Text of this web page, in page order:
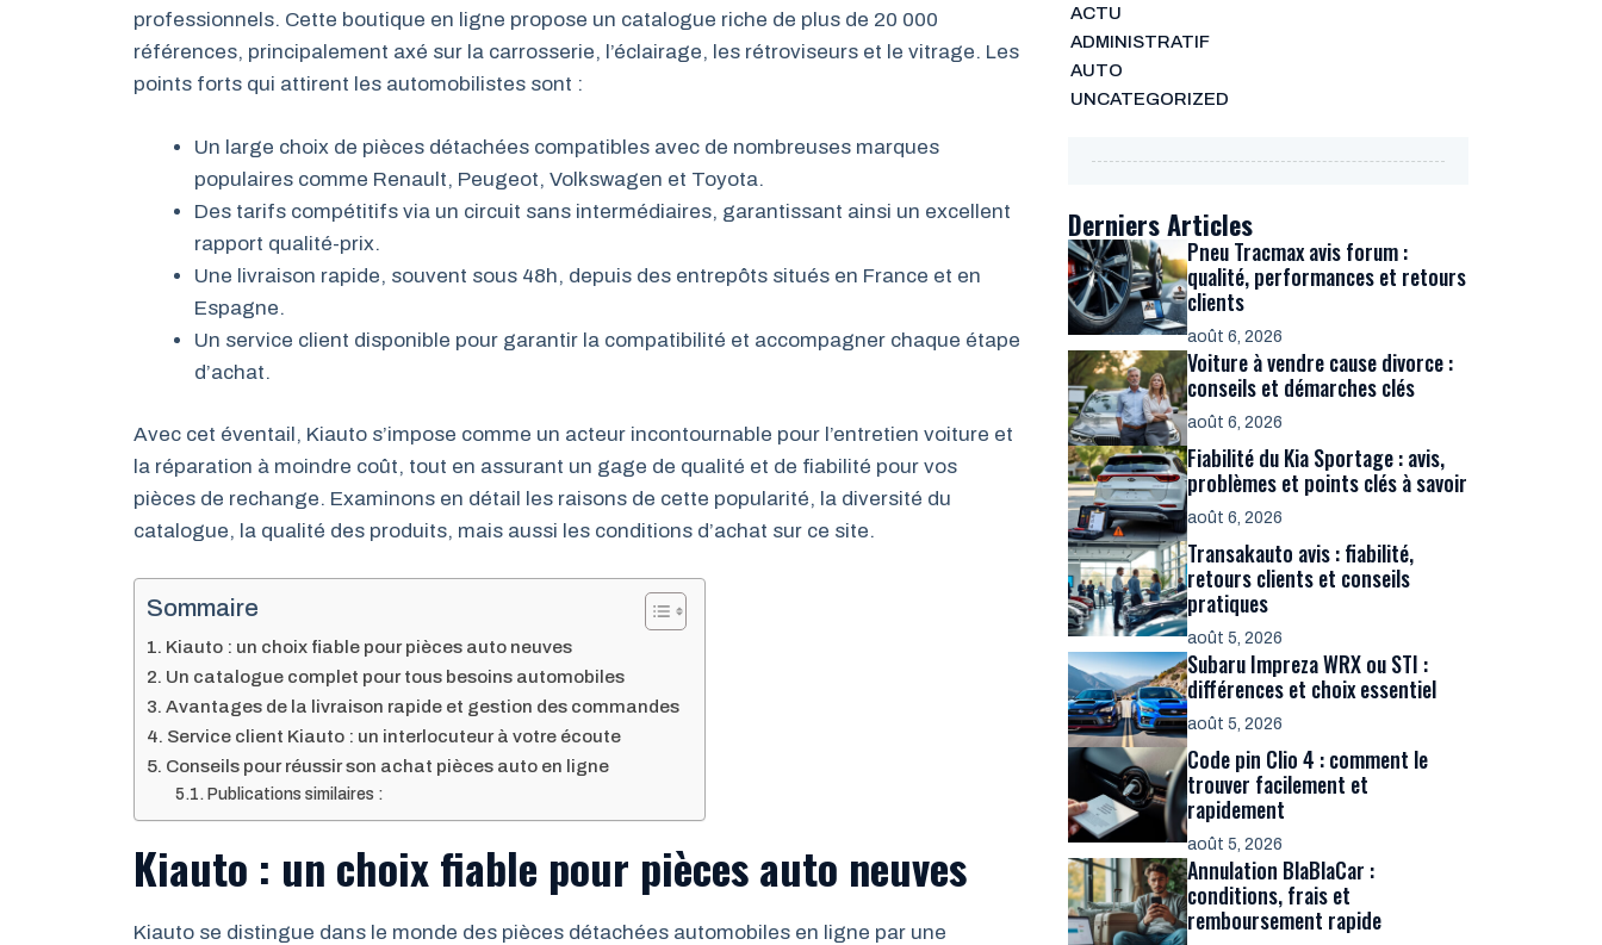
professionnels. Cette boutique en ligne propose un catalogue riche de plus de 20 000
références, principalement axé sur la carrosserie, l’éclairage, les rétroviseurs et le vitrage. Les
points forts qui attirent les automobilistes sont :
Un large choix de pièces détachées compatibles avec de nombreuses marques
populaires comme Renault, Peugeot, Volkswagen et Toyota.
Des tarifs compétitifs via un circuit sans intermédiaires, garantissant ainsi un excellent
rapport qualité-prix.
Une livraison rapide, souvent sous 48h, depuis des entrepôts situés en France et en
Espagne.
Un service client disponible pour garantir la compatibilité et accompagner chaque étape
d’achat.
Avec cet éventail, Kiauto s’impose comme un acteur incontournable pour l’entretien voiture et
la réparation à moindre coût, tout en assurant un gage de qualité et de fiabilité pour vos
pièces de rechange. Examinons en détail les raisons de cette popularité, la diversité du
catalogue, la qualité des produits, mais aussi les conditions d’achat sur ce site.
Sommaire
Kiauto : un choix fiable pour pièces auto neuves
Un catalogue complet pour tous besoins automobiles
Avantages de la livraison rapide et gestion des commandes
Service client Kiauto : un interlocuteur à votre écoute
Conseils pour réussir son achat pièces auto en ligne
Publications similaires :
Kiauto : un choix fiable pour pièces auto neuves
Kiauto se distingue dans le monde des pièces détachées automobiles en ligne par une
ACTU
ADMINISTRATIF
AUTO
UNCATEGORIZED
Derniers Articles
Pneu Tracmax avis forum :
qualité, performances et retours
clients
août 6, 2026
Voiture à vendre cause divorce :
conseils et démarches clés
août 6, 2026
Fiabilité du Kia Sportage : avis,
problèmes et points clés à savoir
août 6, 2026
Transakauto avis : fiabilité,
retours clients et conseils
pratiques
août 5, 2026
Subaru Impreza WRX ou STI :
différences et choix essentiel
août 5, 2026
Code pin Clio 4 : comment le
trouver facilement et
rapidement
août 5, 2026
Annulation BlaBlaCar :
conditions, frais et
remboursement rapide